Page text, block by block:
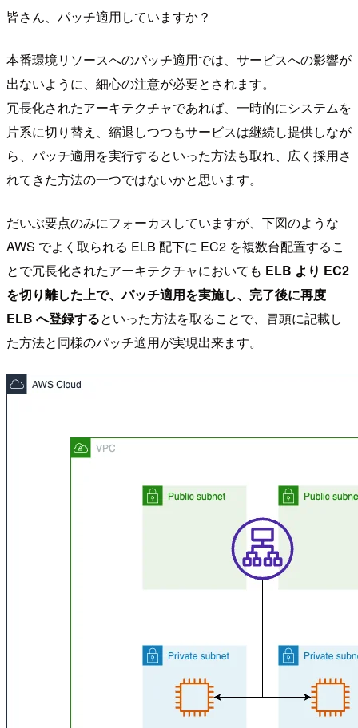
皆さん、パッチ適用していますか？
本番環境リソースへのパッチ適用では、サービスへの影響が
出ないように、細心の注意が必要とされます。
冗長化されたアーキテクチャであれば、一時的にシステムを
片系に切り替え、縮退しつつもサービスは継続し提供しなが
ら、パッチ適用を実行するといった方法も取れ、広く採用さ
れてきた方法の一つではないかと思います。
だいぶ要点のみにフォーカスしていますが、下図のような
AWS でよく取られる ELB 配下に EC2 を複数台配置するこ
とで冗長化されたアーキテクチャにおいても ELB より EC2
を切り離した上で、パッチ適用を実施し、完了後に再度
ELB へ登録するといった方法を取ることで、冒頭に記載し
た方法と同様のパッチ適用が実現出来ます。